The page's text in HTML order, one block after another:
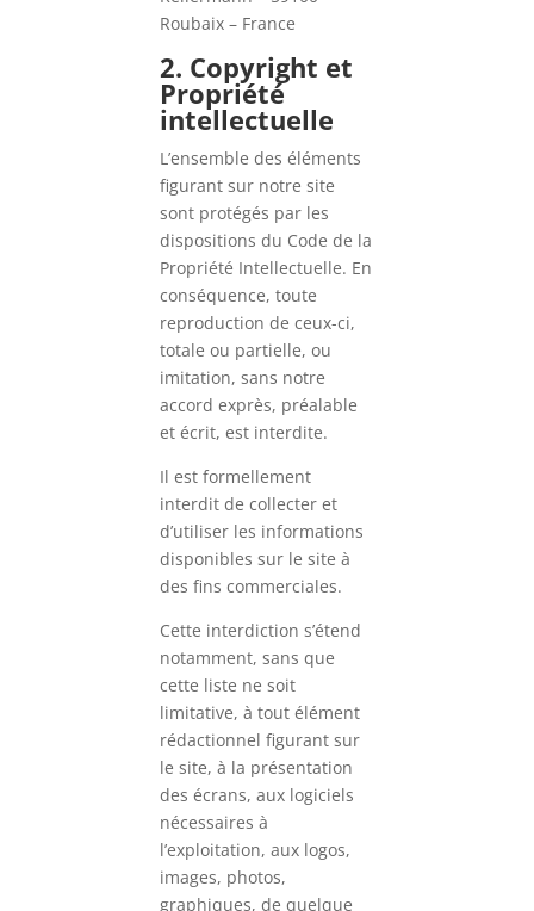
Roubaix – France
2. Copyright et
Propriété
intellectuelle
L’ensemble des éléments
figurant sur notre site
sont protégés par les
dispositions du Code de la
Propriété Intellectuelle. En
conséquence, toute
reproduction de ceux-ci,
totale ou partielle, ou
imitation, sans notre
accord exprès, préalable
et écrit, est interdite.
Il est formellement
interdit de collecter et
d’utiliser les informations
disponibles sur le site à
des fins commerciales.
Cette interdiction s’étend
notamment, sans que
cette liste ne soit
limitative, à tout élément
rédactionnel figurant sur
le site, à la présentation
des écrans, aux logiciels
nécessaires à
l’exploitation, aux logos,
images, photos,
graphiques, de quelque